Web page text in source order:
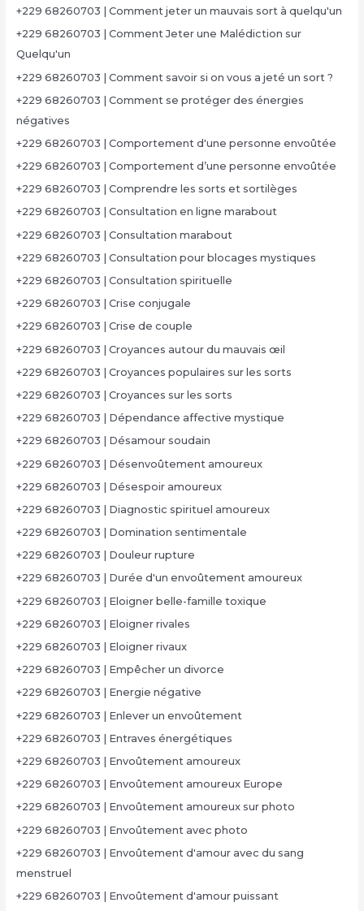
+229 68260703 | Comment jeter un mauvais sort à quelqu'un
+229 68260703 | Comment Jeter une Malédiction sur
Quelqu'un
+229 68260703 | Comment savoir si on vous a jeté un sort ?
+229 68260703 | Comment se protéger des énergies
négatives
+229 68260703 | Comportement d'une personne envoûtée
+229 68260703 | Comportement d’une personne envoûtée
+229 68260703 | Comprendre les sorts et sortilèges
+229 68260703 | Consultation en ligne marabout
+229 68260703 | Consultation marabout
+229 68260703 | Consultation pour blocages mystiques
+229 68260703 | Consultation spirituelle
+229 68260703 | Crise conjugale
+229 68260703 | Crise de couple
+229 68260703 | Croyances autour du mauvais œil
+229 68260703 | Croyances populaires sur les sorts
+229 68260703 | Croyances sur les sorts
+229 68260703 | Dépendance affective mystique
+229 68260703 | Désamour soudain
+229 68260703 | Désenvoûtement amoureux
+229 68260703 | Désespoir amoureux
+229 68260703 | Diagnostic spirituel amoureux
+229 68260703 | Domination sentimentale
+229 68260703 | Douleur rupture
+229 68260703 | Durée d'un envoûtement amoureux
+229 68260703 | Eloigner belle-famille toxique
+229 68260703 | Eloigner rivales
+229 68260703 | Eloigner rivaux
+229 68260703 | Empêcher un divorce
+229 68260703 | Energie négative
+229 68260703 | Enlever un envoûtement
+229 68260703 | Entraves énergétiques
+229 68260703 | Envoûtement amoureux
+229 68260703 | Envoûtement amoureux Europe
+229 68260703 | Envoûtement amoureux sur photo
+229 68260703 | Envoûtement avec photo
+229 68260703 | Envoûtement d'amour avec du sang
menstruel
+229 68260703 | Envoûtement d'amour puissant